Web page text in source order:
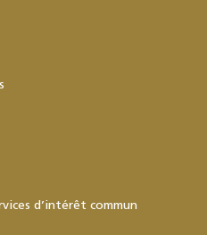
d’intérêt commun